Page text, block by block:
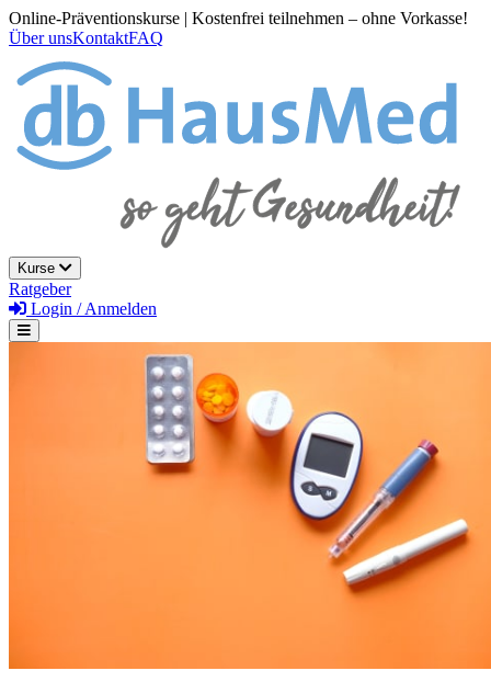
Online-Präventionskurse | Kostenfrei teilnehmen – ohne Vorkasse!
Über unsKontaktFAQ
Kurse
Ratgeber
Login / Anmelden